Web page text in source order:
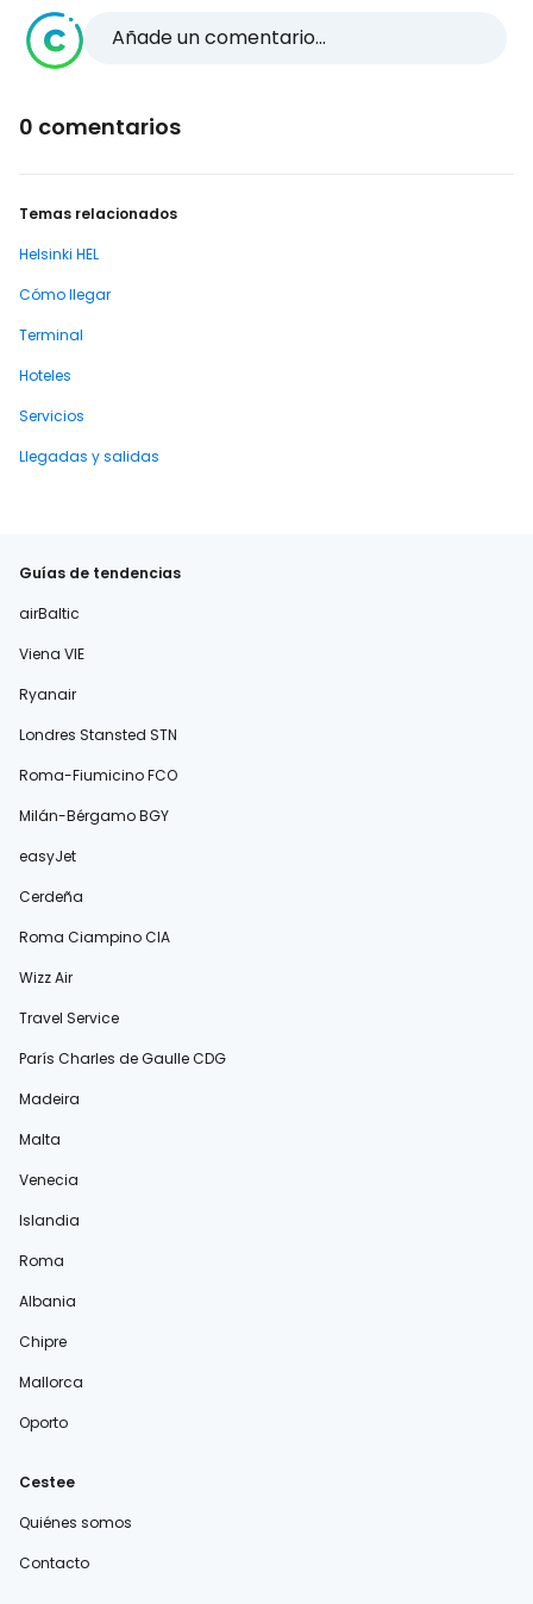
Añade un comentario...
0 comentarios
Temas relacionados
Helsinki HEL
Cómo llegar
Terminal
Hoteles
Servicios
Llegadas y salidas
Guías de tendencias
airBaltic
Viena VIE
Ryanair
Londres Stansted STN
Roma-Fiumicino FCO
Milán-Bérgamo BGY
easyJet
Cerdeña
Roma Ciampino CIA
Wizz Air
Travel Service
París Charles de Gaulle CDG
Madeira
Malta
Venecia
Islandia
Roma
Albania
Chipre
Mallorca
Oporto
Cestee
Quiénes somos
Contacto